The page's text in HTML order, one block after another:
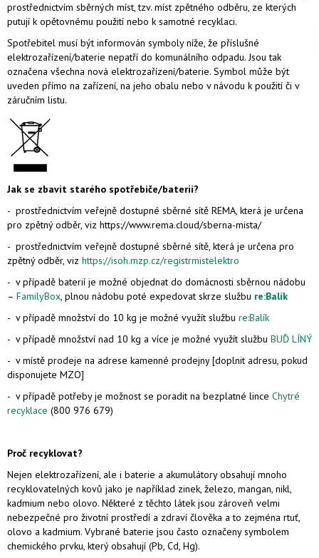
prostřednictvím sběrných míst, tzv. míst zpětného odběru, ze kterých
putují k opětovnému použití nebo k samotné recyklaci.
Spotřebitel musí být informován symboly níže, že příslušné
elektrozařízení/baterie nepatří do komunálního odpadu. Jsou tak
označena všechna nová elektrozařízení/baterie. Symbol může být
uveden přímo na zařízení, na jeho obalu nebo v návodu k použití či v
záručním listu.
Jak se zbavit starého spotřebiče/baterií?
- prostřednictvím veřejně dostupné sběrné sítě REMA, která je určena
pro zpětný odběr, viz https://www.rema.cloud/sberna-mista/
- prostřednictvím veřejně dostupné sběrné sítě, která je určena pro
zpětný odběr, viz https://isoh.mzp.cz/registrmistelektro
- v případě baterií je možné objednat do domácnosti sběrnou nádobu
– FamilyBox, plnou nádobu poté expedovat skrze službu re:Balík
- v případě množství do 10 kg je možné využít službu re:Balík
- v případě množství nad 10 kg a více je možné využít službu BUĎ LÍNÝ
- v místě prodeje na adrese kamenné prodejny [doplnit adresu, pokud
disponujete MZO]
- v případě potřeby je možnost se poradit na bezplatné lince Chytré
recyklace (800 976 679)
Proč recyklovat?
Nejen elektrozařízení, ale i baterie a akumulátory obsahují mnoho
recyklovatelných kovů jako je například zinek, železo, mangan, nikl,
kadmium nebo olovo. Některé z těchto látek jsou zároveň velmi
nebezpečné pro životní prostředí a zdraví člověka a to zejména rtuť,
olovo a kadmium. Vybrané baterie jsou často označeny symbolem
chemického prvku, který obsahují (Pb, Cd, Hg).